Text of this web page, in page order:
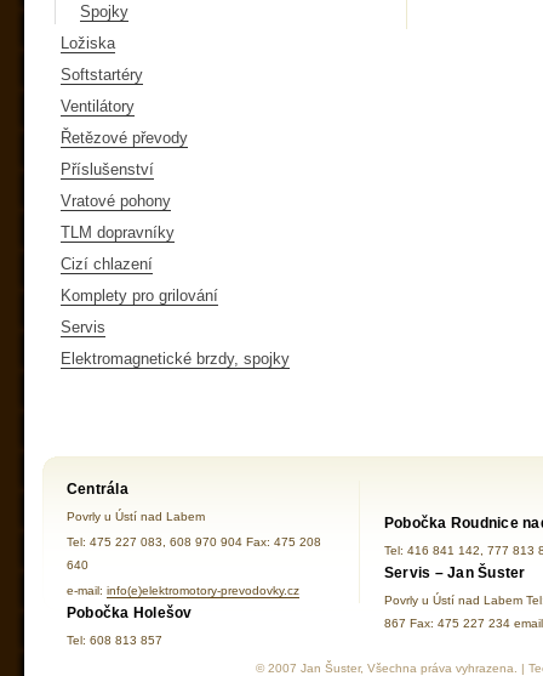
Spojky
Ložiska
Softstartéry
Ventilátory
Řetězové převody
Příslušenství
Vratové pohony
TLM dopravníky
Cizí chlazení
Komplety pro grilování
Servis
Elektromagnetické brzdy, spojky
Centrála
Povrly u Ústí nad Labem
Tel: 475 227 083, 608 970 904 Fax: 475 208
640
e-mail: info(e)elektromotory-prevodovky.cz
Pobočka Holešov
Tel: 608 813 857
Pobočka Roudnice
Tel: 416 841 142, 777 813
Servis – Jan Šuster
Povrly u Ústí nad Labem
867 Fax: 475 227 234
© 2007 Jan Šuster, Všechna práva vyhrazena. |